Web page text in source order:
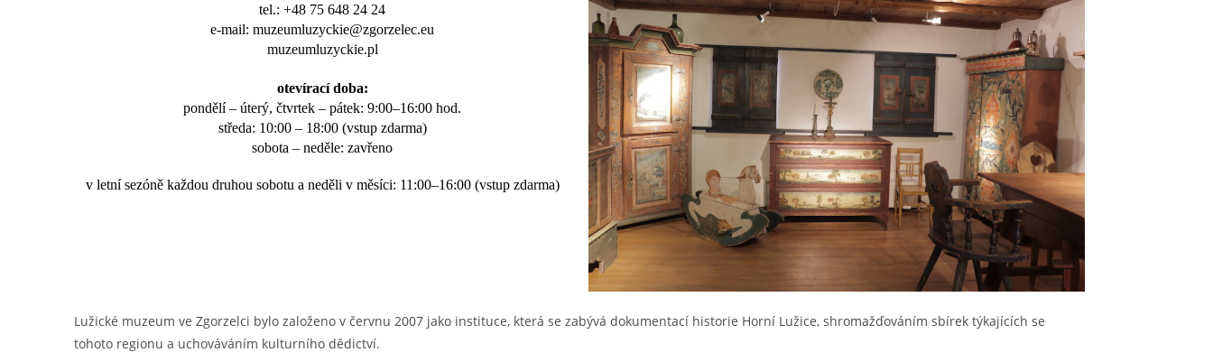
tel.: +48 75 648 24 24
e-mail: muzeumluzyckie@zgorzelec.eu
muzeumluzyckie.pl
otevírací doba:
pondělí – úterý, čtvrtek – pátek: 9:00–16:00 hod.
středa: 10:00 – 18:00 (vstup zdarma)
sobota – neděle: zavřeno
v letní sezóně každou druhou sobotu a neděli v měsíci: 11:00–16:00 (vstup zdarma)
Lužické muzeum ve Zgorzelci bylo založeno v červnu 2007 jako instituce, která se zabývá dokumentací historie Horní Lužice, shromažďováním sbírek týkajících se
tohoto regionu a uchováváním kulturního dědictví.